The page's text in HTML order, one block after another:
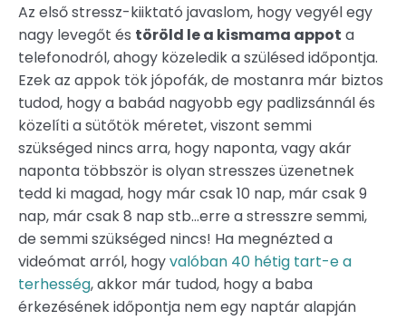
Az első stressz-kiiktató javaslom, hogy vegyél egy
nagy levegőt és töröld le a kismama appot a
telefonodról, ahogy közeledik a szülésed időpontja.
Ezek az appok tök jópofák, de mostanra már biztos
tudod, hogy a babád nagyobb egy padlizsánnál és
közelíti a sütőtök méretet, viszont semmi
szükséged nincs arra, hogy naponta, vagy akár
naponta többször is olyan stresszes üzenetnek
tedd ki magad, hogy már csak 10 nap, már csak 9
nap, már csak 8 nap stb…erre a stresszre semmi,
de semmi szükséged nincs! Ha megnézted a
videómat arról, hogyvalóban 40 hétig tart-e a
terhesség, akkor már tudod, hogy a baba
érkezésének időpontja nem egy naptár alapján